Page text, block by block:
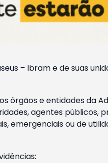
– Ibram e de suas
órgãos e entidades da
agentes públicos,
emergenciais ou de